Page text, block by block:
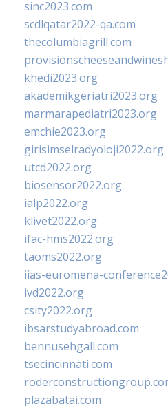
sinc2023.com
scdlqatar2022-qa.com
thecolumbiagrill.com
khedi2023.org
akademikgeriatri2023.org
marmarapediatri2023.org
emchie2023.org
girisimselradyoloji2022.org
utcd2022.org
biosensor2022.org
ialp2022.org
klivet2022.org
ifac-hms2022.org
taoms2022.org
iias-euromena-
ivd2022.org
csity2022.org
ibsarstudyabroad.com
bennusehgall.com
tsecincinnati.com
plazabatai.com